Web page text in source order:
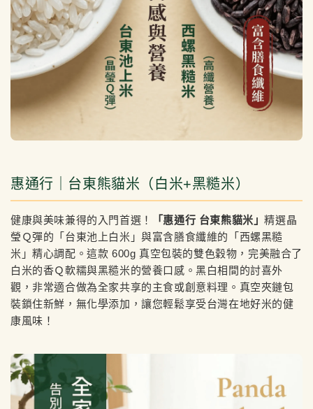
惠通行｜台東熊貓米（白米+黑糙米）
健康與美味兼得的入門首選！ 「惠通行 台東熊貓米」精選晶
瑩Ｑ彈的「台東池上白米」與富含膳食纖維的「西螺黑糙
米」精心調配。這款 600g 真空包裝的雙色穀物，完美融合了
白米的香Ｑ軟糯與黑糙米的營養口感。黑白相間的討喜外
觀，非常適合做為全家共享的主食或創意料理。真空夾鏈包
裝鎖住新鮮，無化學添加，讓您輕鬆享受台灣在地好米的健
康風味！